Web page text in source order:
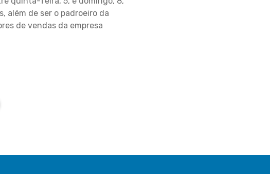
além de ser o padroeiro da
de vendas da empresa